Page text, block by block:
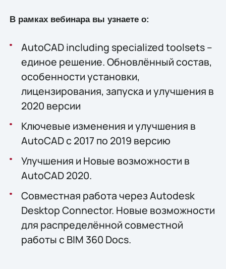
В рамках вебинара вы узнаете о:
AutoCAD including specialized toolsets –
единое решение. Обновлённый состав,
особенности установки,
лицензирования, запуска и улучшения в
2020 версии
Ключевые изменения и улучшения в
AutoCAD c 2017 по 2019 версию
Улучшения и Новые возможности в
AutoCAD 2020.
Совместная работа через Autodesk
Desktop Connector. Новые возможности
для распределённой совместной
работы с BIM 360 Docs.